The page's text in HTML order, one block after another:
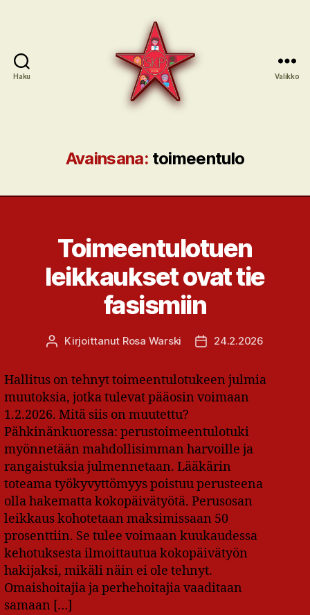
Haku
SKP:n
Valikko
Avainsana: toimeentulo
Toimeentulotuen
leikkaukset ovat tie
fasismiin
Kirjoittaja
Kirjoittanut Rosa Warski Julkaisupäivämäärä
24.2.2026
Hallitus on tehnyt toimeentulotukeen julmia
muutoksia, jotka tulevat pääosin voimaan
1.2.2026. Mitä siis on muutettu?
Pähkinänkuoressa: perustoimeentulotuki
myönnetään mahdollisimman harvoille ja
rangaistuksia julmennetaan. Lääkärin
toteama työkyvyttömyys poistuu perusteena
olla hakematta kokopäivätyötä. Perusosan
leikkaus kohotetaan maksimissaan 50
prosenttiin. Se tulee voimaan kuukaudessa
kehotuksesta ilmoittautua kokopäivätyön
hakijaksi, mikäli näin ei ole tehnyt.
Omaishoitajia ja perhehoitajia vaaditaan
samaan […]